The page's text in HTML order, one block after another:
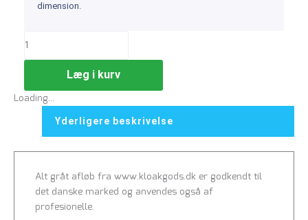
dimension.
Læg i kurv
Loading...
Yderligere beskrivelse
Alt gråt afløb fra www.kloakgods.dk er godkendt til
det danske marked og anvendes også af
profesionelle.